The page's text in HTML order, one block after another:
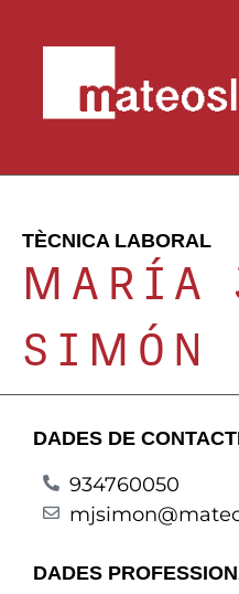
TÈCNICA LABORAL
MARÍA
SIMÓN
DADES DE
934760050
DADES